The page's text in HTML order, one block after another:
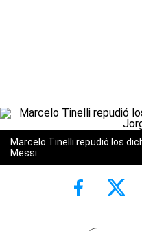
Marcelo Tinelli repudió los
Messi.